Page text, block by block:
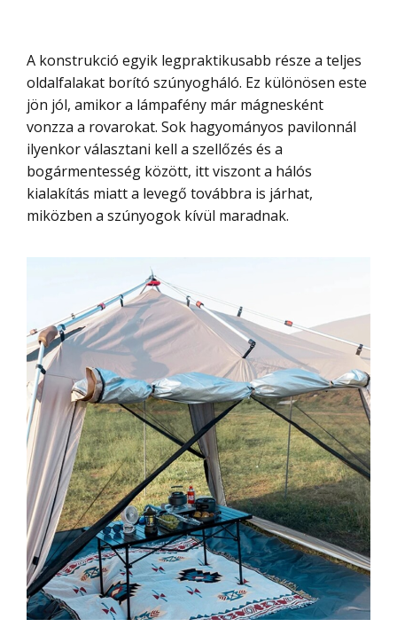
A konstrukció egyik legpraktikusabb része a teljes
oldalfalakat borító szúnyogháló. Ez különösen este
jön jól, amikor a lámpafény már mágnesként
vonzza a rovarokat. Sok hagyományos pavilonnál
ilyenkor választani kell a szellőzés és a
bogármentesség között, itt viszont a hálós
kialakítás miatt a levegő továbbra is járhat,
miközben a szúnyogok kívül maradnak.